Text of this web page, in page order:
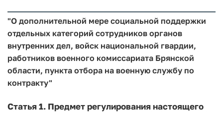
"О дополнительной мере социальной поддержки
отдельных категорий сотрудников органов
внутренних дел, войск национальной гвардии,
работников военного комиссариата Брянской
области, пункта отбора на военную службу по
контракту"
Статья 1. Предмет регулирования настоящего